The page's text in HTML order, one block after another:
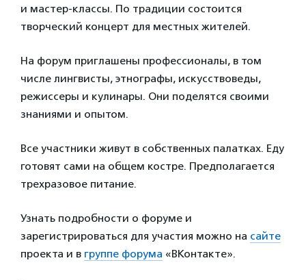
и мастер-классы. По традиции состоится
творческий концерт для местных жителей.
На форум приглашены профессионалы, в том
числе лингвисты, этнографы, искусствоведы,
режиссеры и кулинары. Они поделятся своими
знаниями и опытом.
Все участники живут в собственных палатках. Еду
готовят сами на общем костре. Предполагается
трехразовое питание.
Узнать подробности о форуме и
зарегистрироваться для участия можно на сайте
проекта и в группе форума «ВКонтакте».